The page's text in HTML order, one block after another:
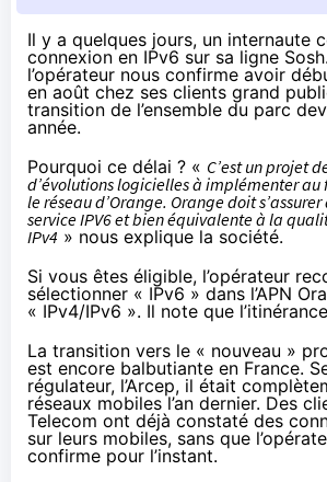
Il y a quelques jours, un internaute
connexion en IPv6 sur sa ligne
l’opérateur nous confirme avoir
en août chez ses clients grand
transition de l’ensemble du parc
année.
Pourquoi ce délai ? « C’est un projet
d’évolutions logicielles à implémenter au
le réseau d’Orange. Orange doit
service IPV6 et bien équivalente à la
IPv4 » nous explique la société.
Si vous êtes éligible, l’opérateur
sélectionner « IPv6 » dans l’APN
« IPv4/IPv6 ». Il note que
La transition vers le « nouveau »
est encore balbutiante en France.
régulateur, l’Arcep, il était
réseaux mobilesl’an dernier. Des
Telecom ont déjà constaté des
sur leurs mobiles, sans que
confirme pour l’instant.